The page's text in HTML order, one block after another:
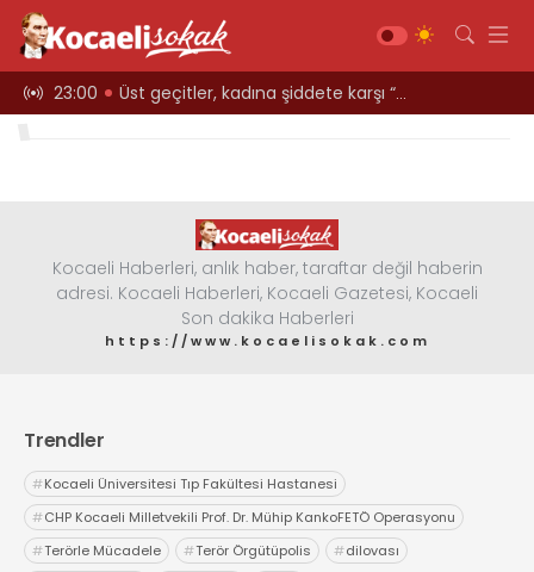
23:00 Üst geçitler, kadına şiddete karşı “turuncu” renkle aydınlatıldı;
Kocaeli Haberleri, anlık haber, taraftar değil haberin
adresi. Kocaeli Haberleri, Kocaeli Gazetesi, Kocaeli
Son dakika Haberleri
https://www.kocaelisokak.com
Trendler
#Kocaeli Üniversitesi Tıp Fakültesi Hastanesi
#CHP Kocaeli Milletvekili Prof. Dr. Mühip KankoFETÖ Operasyonu
#Terörle Mücadele #Terör Örgütüpolis #dilovası
Ekonomi
Sağlık
Magazin
Kültür-Sanat
Röportajlar
Web TV Galeri Yazarlar